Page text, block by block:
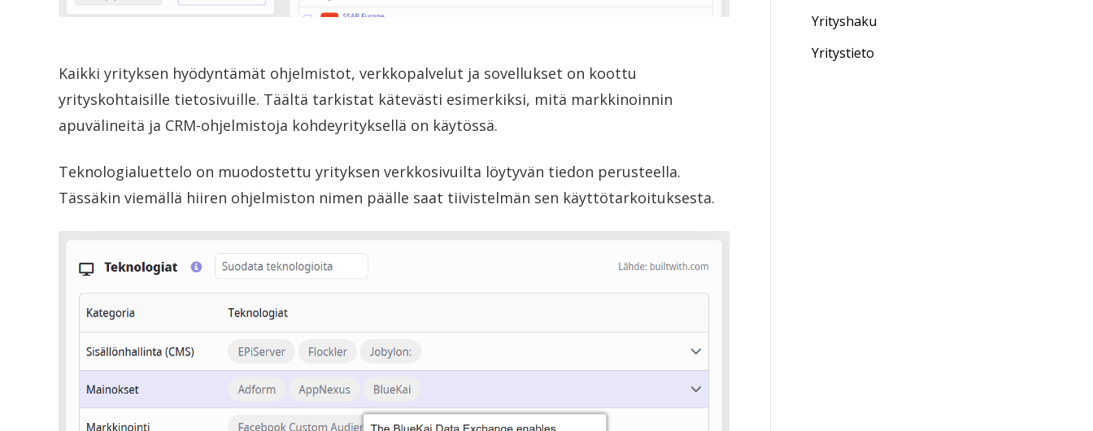
Kaikki yrityksen hyödyntämät ohjelmistot, verkkopalvelut ja sovellukset on koottu
yrityskohtaisille tietosivuille. Täältä tarkistat kätevästi esimerkiksi, mitä markkinoinnin
apuvälineitä ja CRM-ohjelmistoja kohdeyrityksellä on käytössä.
Teknologialuettelo on muodostettu yrityksen verkkosivuilta löytyvän tiedon perusteella.
Tässäkin viemällä hiiren ohjelmiston nimen päälle saat tiivistelmän sen käyttötarkoituksesta.
Yrityshaku
Yritystieto